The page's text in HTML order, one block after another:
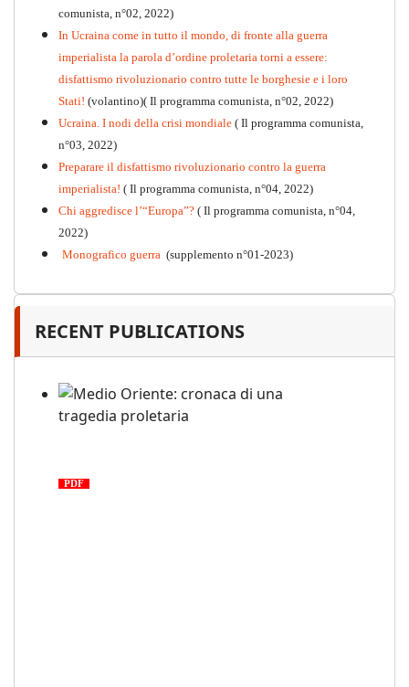
Kommunistisches Programm
PDF n°10 - 2026
comunista, n°02, 2022)
In Ucraina come in tutto il mondo, di fronte alla guerra
imperialista la parola d’ordine proletaria torni a essere:
disfattismo rivoluzionario contro tutte le borghesie e i loro
Stati! (volantino)( Il programma comunista, n°02, 2022)
Ucraina. I nodi della crisi mondiale ( Il programma comunista,
n°03, 2022)
Preparare il disfattismo rivoluzionario contro la guerra
imperialista! ( Il programma comunista, n°04, 2022)
Chi aggredisce l’“Europa”? ( Il programma comunista, n°04,
2022)
Monografico guerra (supplemento n°01-2023)
RECENT PUBLICATIONS
PDF